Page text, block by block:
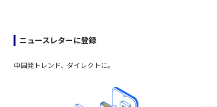
ニュースレターに登録
中国発トレンド、ダイレクトに。